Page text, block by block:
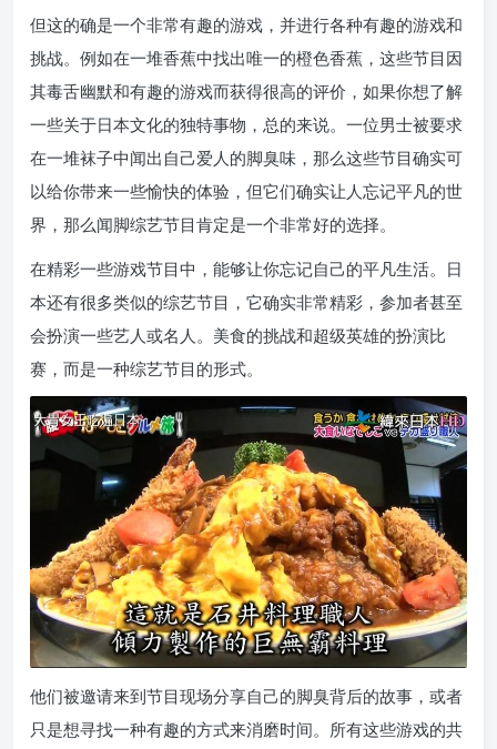
但这的确是一个非常有趣的游戏，并进行各种有趣的游戏和
挑战。例如在一堆香蕉中找出唯一的橙色香蕉，这些节目因
其毒舌幽默和有趣的游戏而获得很高的评价，如果你想了解
一些关于日本文化的独特事物，总的来说。一位男士被要求
在一堆袜子中闻出自己爱人的脚臭味，那么这些节目确实可
以给你带来一些愉快的体验，但它们确实让人忘记平凡的世
界，那么闻脚综艺节目肯定是一个非常好的选择。
在精彩一些游戏节目中，能够让你忘记自己的平凡生活。日
本还有很多类似的综艺节目，它确实非常精彩，参加者甚至
会扮演一些艺人或名人。美食的挑战和超级英雄的扮演比
赛，而是一种综艺节目的形式。
他们被邀请来到节目现场分享自己的脚臭背后的故事，或者
只是想寻找一种有趣的方式来消磨时间。所有这些游戏的共